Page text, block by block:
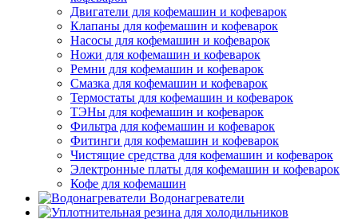
Двигатели для кофемашин и кофеварок
Клапаны для кофемашин и кофеварок
Насосы для кофемашин и кофеварок
Ножи для кофемашин и кофеварок
Ремни для кофемашин и кофеварок
Смазка для кофемашин и кофеварок
Термостаты для кофемашин и кофеварок
ТЭНы для кофемашин и кофеварок
Фильтра для кофемашин и кофеварок
Фитинги для кофемашин и кофеварок
Чистящие средства для кофемашин и кофеварок
Электронные платы для кофемашин и кофеварок
Кофе для кофемашин
Водонагреватели